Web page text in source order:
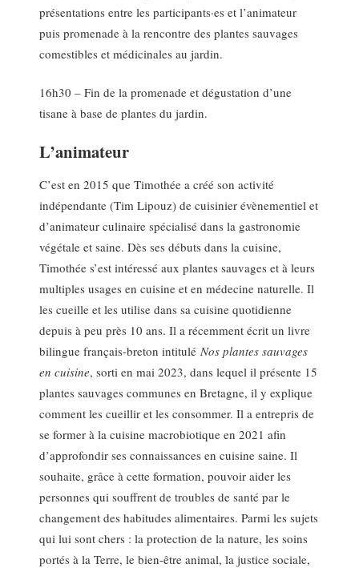
présentations entre les participants·es et l’animateur
puis promenade à la rencontre des plantes sauvages
comestibles et médicinales au jardin.
16h30 – Fin de la promenade et dégustation d’une
tisane à base de plantes du jardin.
L’animateur
C’est en 2015 que Timothée a créé son activité
indépendante (Tim Lipouz) de cuisinier évènementiel et
d’animateur culinaire spécialisé dans la gastronomie
végétale et saine. Dès ses débuts dans la cuisine,
Timothée s’est intéressé aux plantes sauvages et à leurs
multiples usages en cuisine et en médecine naturelle. Il
les cueille et les utilise dans sa cuisine quotidienne
depuis à peu près 10 ans. Il a récemment écrit un livre
bilingue français-breton intitulé Nos plantes sauvages
en cuisine, sorti en mai 2023, dans lequel il présente 15
plantes sauvages communes en Bretagne, il y explique
comment les cueillir et les consommer. Il a entrepris de
se former à la cuisine macrobiotique en 2021 afin
d’approfondir ses connaissances en cuisine saine. Il
souhaite, grâce à cette formation, pouvoir aider les
personnes qui souffrent de troubles de santé par le
changement des habitudes alimentaires. Parmi les sujets
qui lui sont chers : la protection de la nature, les soins
portés à la Terre, le bien-être animal, la justice sociale,